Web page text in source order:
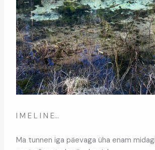
I M E L I N E…
Ma tunnen iga päevaga üha enam